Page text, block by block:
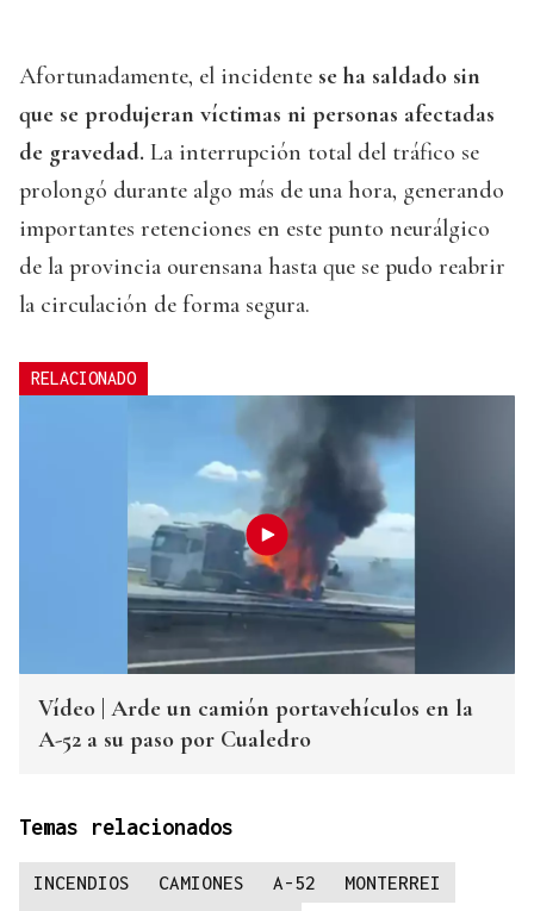
Afortunadamente, el incidente se ha saldado sin
que se produjeran víctimas ni personas afectadas
de gravedad. La interrupción total del tráfico se
prolongó durante algo más de una hora, generando
importantes retenciones en este punto neurálgico
de la provincia ourensana hasta que se pudo reabrir
la circulación de forma segura.
RELACIONADO
Vídeo | Arde un camión portavehículos en la
A-52 a su paso por Cualedro
Temas relacionados
INCENDIOS CAMIONES A-52
MONTERREI